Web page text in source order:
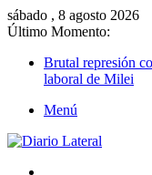
sábado , 8 agosto 2026
Último Momento:
Brutal represión
laboral de Milei
Menú